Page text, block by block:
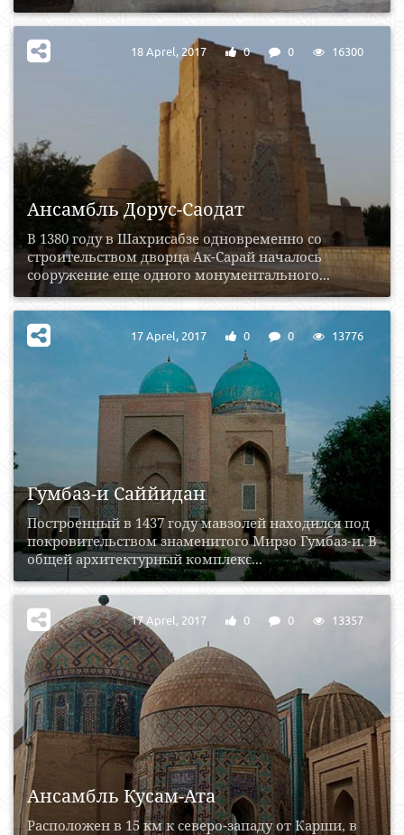
Ансамбль Дорус-Саодат
В 1380 году в Шахрисабзе одновременно со
строительством дворца Ак-Сарай началось
сооружение еще одного монументального...
18 Aprel, 2017 0 0 16300
Гумбаз-и Саййидан
Построенный в 1437 году мавзолей находился под
покровительством знаменитого Мирзо Гумбаз-и. В
общей архитектурный комплекс...
17 Aprel, 2017 0 0 13776
Ансамбль Кусам-Ата
Расположен в 15 км к северо-западу от Карши, в
17 Aprel, 2017 0 0 13357